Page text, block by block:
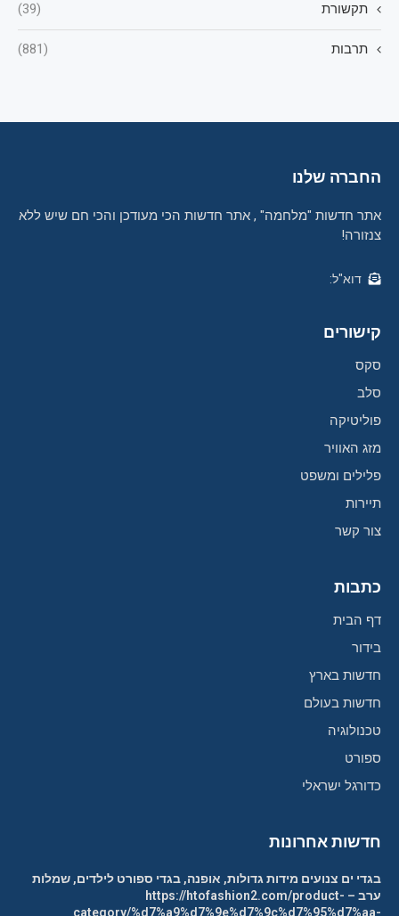
תקשורת (39)
תרבות (881)
החברה שלנו
אתר חדשות "מלחמה" , אתר חדשות הכי מעודכן והכי חם שיש ללא
צנזורה!
דוא"ל:
קישורים
סקס
סלב
פוליטיקה
מזג האוויר
פלילים ומשפט
תיירות
צור קשר
כתבות
דף הבית
בידור
חדשות בארץ
חדשות בעולם
טכנולוגיה
ספורט
כדורגל ישראלי
חדשות אחרונות
בגדי ים צנועים מידות גדולות, אופנה, בגדי ספורט לילדים, שמלות
ערב – https://htofashion2.com/product-
category/%d7%a9%d7%9e%d7%9c%d7%95%d7%aa-